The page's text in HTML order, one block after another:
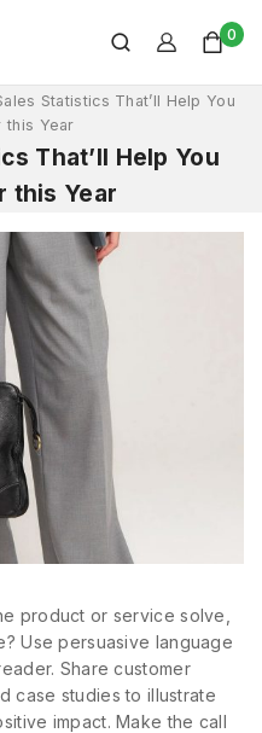
0
Statistics That’ll Help You
this Year
That’ll Help You
this Year
product or service solve,
Use persuasive language
Share customer
case studies to illustrate
impact. Make the call